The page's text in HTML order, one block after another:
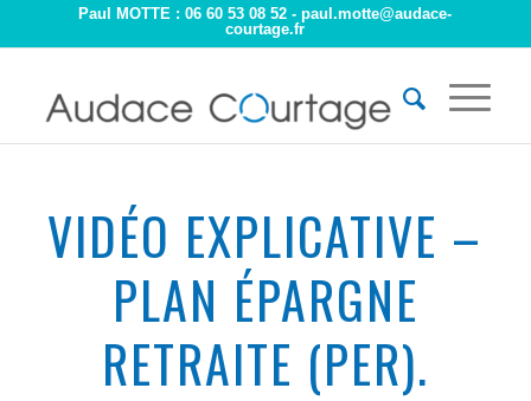
Paul MOTTE : 06 60 53 08 52 -paul.motte@audace-
courtage.fr
VIDÉO EXPLICATIVE –
PLAN ÉPARGNE
RETRAITE (PER).